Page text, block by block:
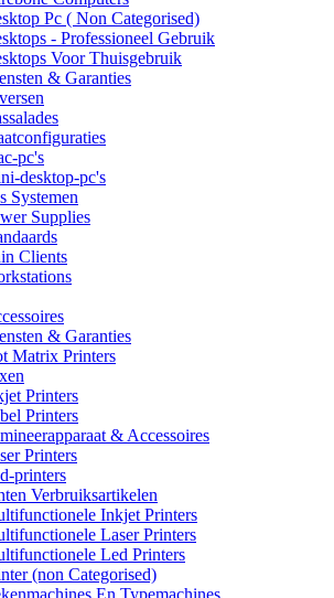
Pc ( Non Categorised)
- Professioneel Gebruik
Voor Thuisgebruik
& Garanties
pc's
desktop-pc's
Systemen
Supplies
Clients
& Garanties
Matrix Printers
Printers
Printers
& Accessoires
Printers
printers
Verbruiksartikelen
Inkjet Printers
Laser Printers
Led Printers
(non Categorised)
En Typemachines